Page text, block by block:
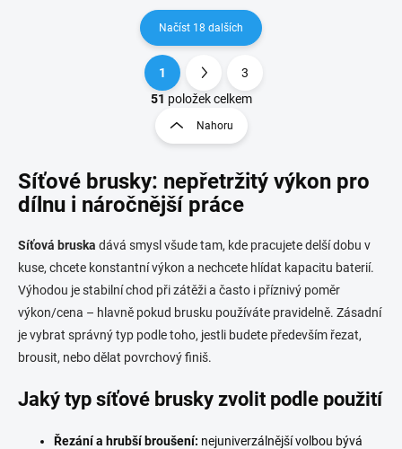
O
v
á
d
c
í
p
v
k
y
ý
p
i
Načíst 18 dalších
S
t
r
á
k
o
v
á
í
1
3
51 položek celkem
Nahoru
Síťové brusky: nepřetržitý výkon pro
dílnu i náročnější práce
Síťová bruska dává smysl všude tam, kde pracujete delší dobu v
kuse, chcete konstantní výkon a nechcete hlídat kapacitu baterií.
Výhodou je stabilní chod při zátěži a často i příznivý poměr
výkon/cena – hlavně pokud brusku používáte pravidelně. Zásadní
je vybrat správný typ podle toho, jestli budete především řezat,
brousit, nebo dělat povrchový finiš.
Jaký typ síťové brusky zvolit podle použití
Řezání a hrubší broušení: nejuniverzálnější volbou bývá